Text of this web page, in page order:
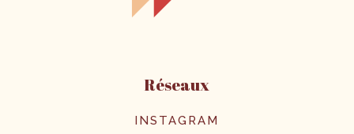
Réseaux
INSTAGRAM